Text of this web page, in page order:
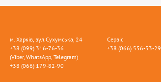
м. Харків, вул.Сухумська, 24
+38 (099) 316-76-36
(Viber, WhatsApp, Telegram)
+38 (066) 179-82-90
Сервіс
+38 (066) 556-33-29